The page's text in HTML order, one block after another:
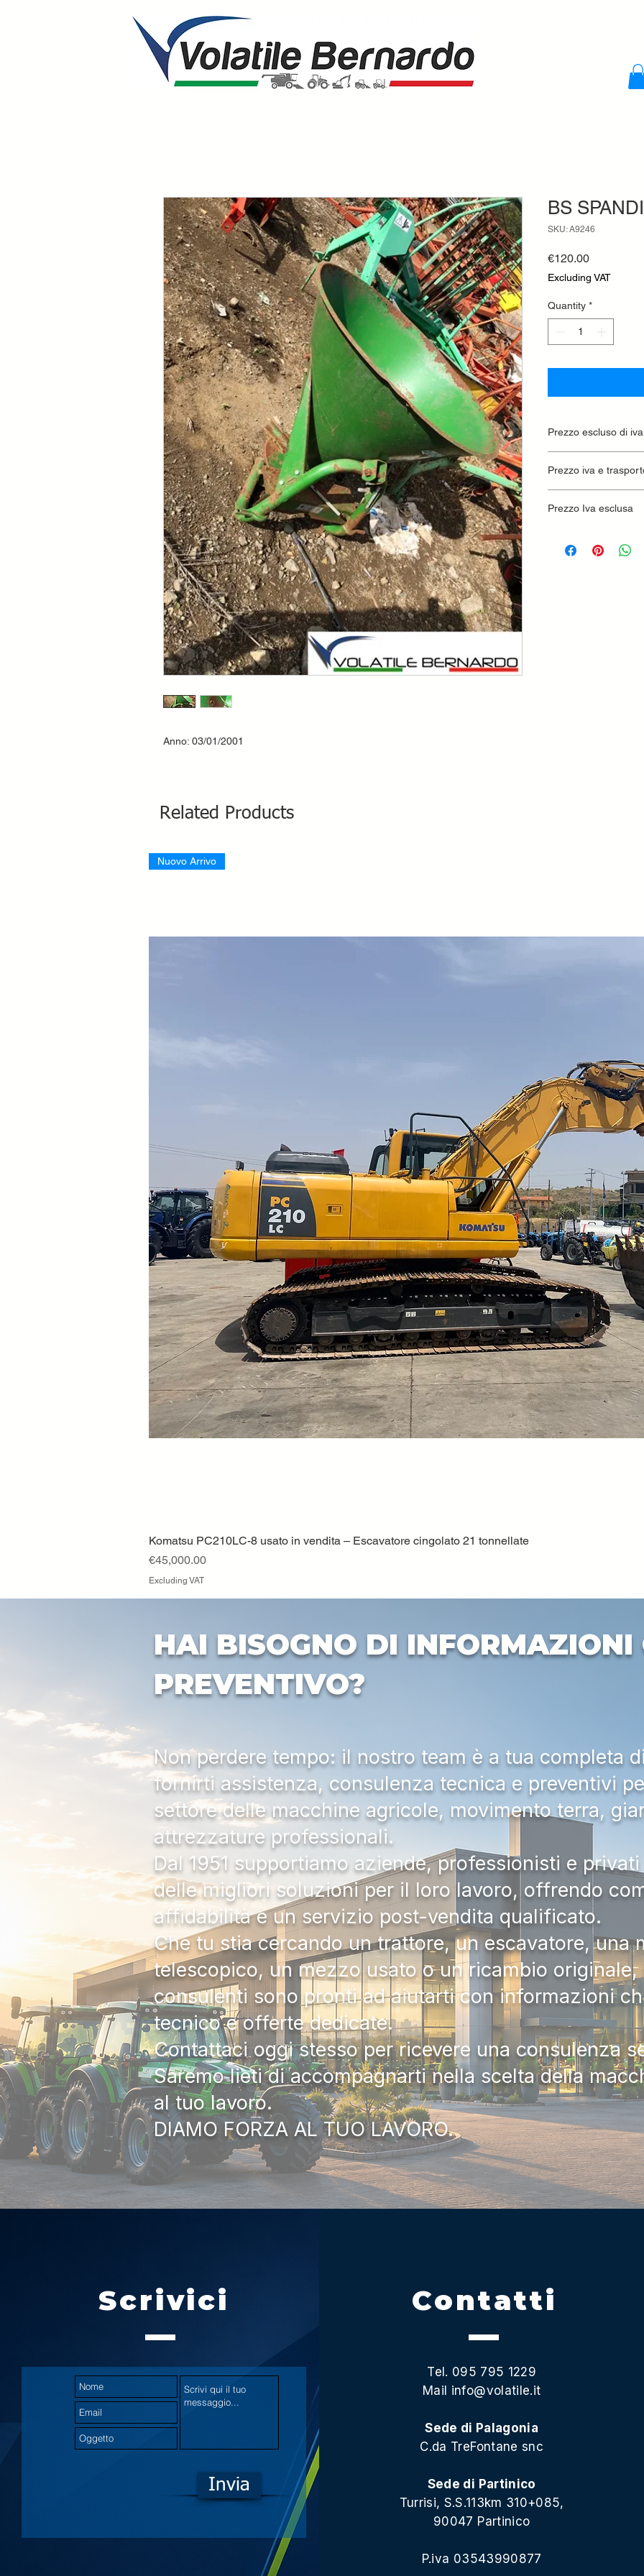
Anno: 03/01/2001
BS
SKU: A9246
€120.00Price
Excluding VAT
Quantity *
Prezzo escluso di iva.
Prezzo iva e
Prezzo Iva esclusa
Related Products
Quick View
Nuovo Arrivo
Komatsu PC210LC-8 usato in vendita – Escavatore cingolato 21 tonnellate
Price
€45,000.00
Excluding VAT
HAI BISOGNO DI INFORMAZIONI
PREVENTIVO?
Non perdere tempo: il nostro team è a tua completa
fornirti assistenza, consulenza tecnica e preventivi
settore delle macchine agricole, movimento terra,
attrezzature professionali.
Dal 1951 supportiamo aziende, professionisti e
delle migliori soluzioni per il loro lavoro, offrendo
affidabilità e un servizio post-vendita qualificato.
Che tu stia cercando un trattore, un escavatore, una
telescopico, un mezzo usato o un ricambio
consulenti sono pronti ad aiutarti con informazioni
tecnico e offerte dedicate.
Contattaci oggi stesso per ricevere una consulenza
Saremo lieti di accompagnarti nella scelta della
al tuo lavoro.
DIAMO FORZA AL TUO LAVORO.
Scrivici
Invia
Contatti
Tel. 095 795 1229
Mail info@volatile.it
Sede di Palagonia
C.da TreFontane snc
Sede di Partinico
Turrisi, S.S.113km 310+085,
90047 Partinico
P.iva 03543990877